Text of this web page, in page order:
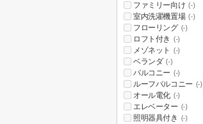
ファミリー向け (-)
室内洗濯機置場 (-)
フローリング (-)
ロフト付き (-)
メゾネット (-)
ベランダ (-)
バルコニー (-)
ルーフバルコニー (-)
オール電化 (-)
エレベーター (-)
照明器具付き (-)